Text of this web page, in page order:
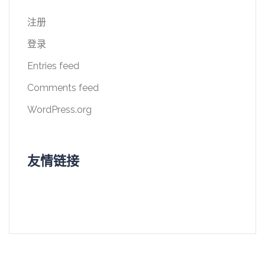
注册
登录
Entries feed
Comments feed
WordPress.org
友情链接